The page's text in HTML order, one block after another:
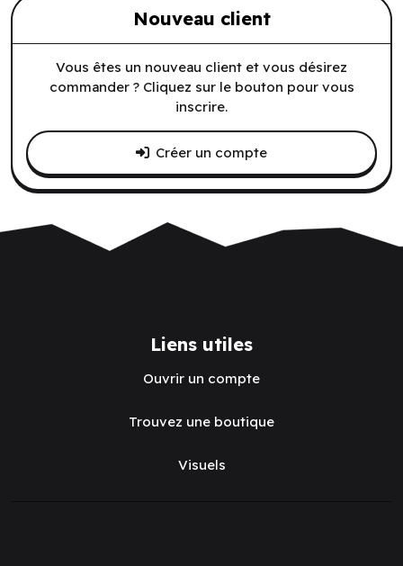
Nouveau client
Vous êtes un nouveau client et vous désirez
commander ? Cliquez sur le bouton pour vous
inscrire.
Créer un compte
Liens utiles
Ouvrir un compte
Trouvez une boutique
Visuels